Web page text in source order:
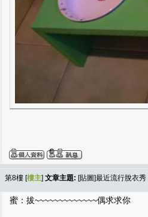
第8樓 [樓主] 文章主題: [貼圖]最近流行脫衣秀
蜜：拔~~~~~~~~~~~~~偶求求你